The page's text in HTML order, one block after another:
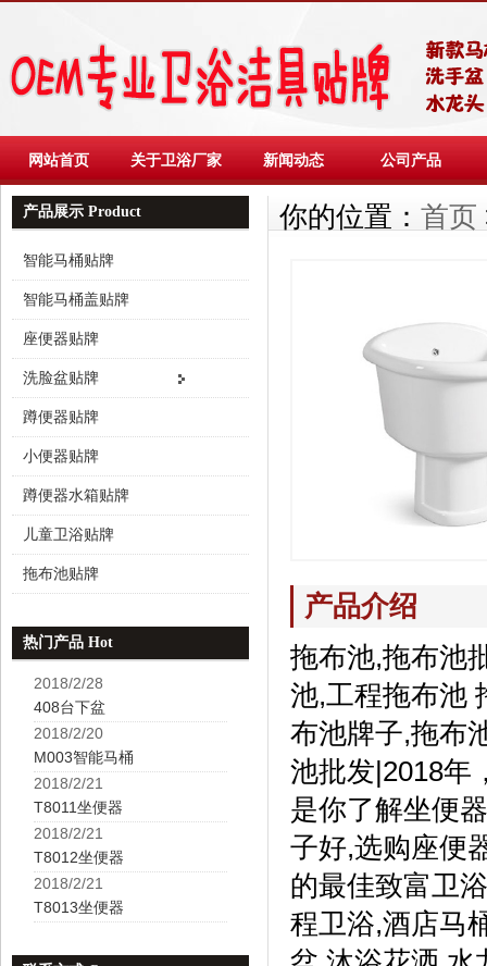
网站首页 关于卫浴厂家 新闻动态 公司产品
产品展示 Product
智能马桶贴牌
智能马桶盖贴牌
座便器贴牌
洗脸盆贴牌
蹲便器贴牌
小便器贴牌
蹲便器水箱贴牌
儿童卫浴贴牌
拖布池贴牌
热门产品 Hot
2018/2/28
408台下盆
2018/2/20
M003智能马桶
2018/2/21
T8011坐便器
2018/2/21
T8012坐便器
2018/2/21
T8013坐便器
你的位置： 首页
产品介绍
拖布池,拖布池
池,工程拖布池
布池牌子,拖布
池批发|2018年
是你了解坐便
子好,选购座便
的最佳致富卫
程卫浴,酒店马